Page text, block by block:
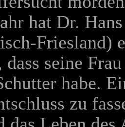
hat Dr.
Friesland)
dass seine
habe.
zu